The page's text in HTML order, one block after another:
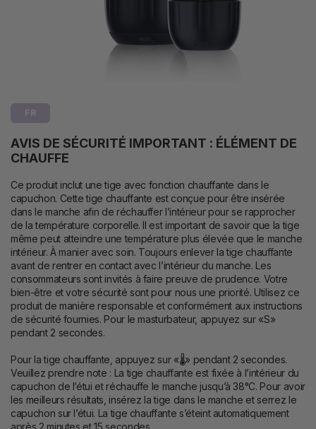
FR
AVIS DE SÉCURITÉ IMPORTANT : ÉLÉMENT DE
CHAUFFE
Ce produit inclut une tige avec fonction chauffante dans le
capuchon. Cette tige chauffante est conçue pour être insérée
dans le manche afin de réchauffer l’intérieur pour se rapprocher
de la température corporelle. Il est important de savoir que la tige
même peut atteindre une température plus élevée que le manche
intérieur. À manier avec soin. Toujours enlever la tige chauffante
avant de rentrer en contact avec l’intérieur du manche. Les
consommateurs sont invités à faire preuve de prudence. Votre
bien-être et votre sécurité sont pour nous une priorité. Utilisez ce
produit de manière responsable et conformément aux instructions
de sécurité fournies. Pour le masturbateur, appuyez sur «S»
pendant 2 secondes.
Pour la tige chauffante, appuyez sur «🌡» pendant 2 secondes.
Veuillez prendre note : La tige chauffante est fixée à l’intérieur du
capuchon de l’étui et réchauffe le manche jusqu’à 38°C. Pour avoir
les meilleurs résultats, insérez la tige dans le manche et serrez le
capuchon sur l’étui. La tige chauffante s’éteint automatiquement
après 2 minutes et 15 secondes.